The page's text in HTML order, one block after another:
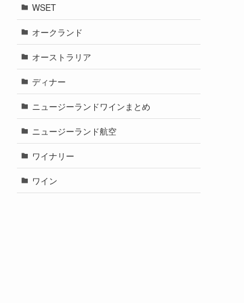
WSET
オークランド
オーストラリア
ディナー
ニュージーランドワインまとめ
ニュージーランド航空
ワイナリー
ワイン